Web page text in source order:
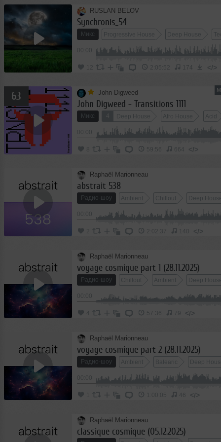
RUSLAN BELOV
Synchronis_54
Микс Progressive House Deep House
12 2:05:52 174 </>
63 John Digweed
John Digweed - Transitions 1111
Микс 4 Deep House Afro House
59:56 664 </>
Raphaël Marionneau
abstrait 538
Радио-шоу Ambient Chillout Deep
2 2:02:37 </>
Raphaël Marionneau
voyage cosmique part 1 (28.11.2025)
Радио-шоу Chillout Ambient Deep
57:36 79 </>
Raphaël Marionneau
voyage cosmique part 2 (28.11.2025)
Радио-шоу Ambient Balearic Deep
1:00:05 46 </>
Raphaël Marionneau
classique cosmique (05.12.2025)